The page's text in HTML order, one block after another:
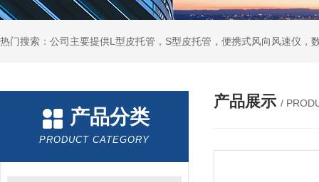
产品分类
PRODUCT CATEGORY
产品展示 /